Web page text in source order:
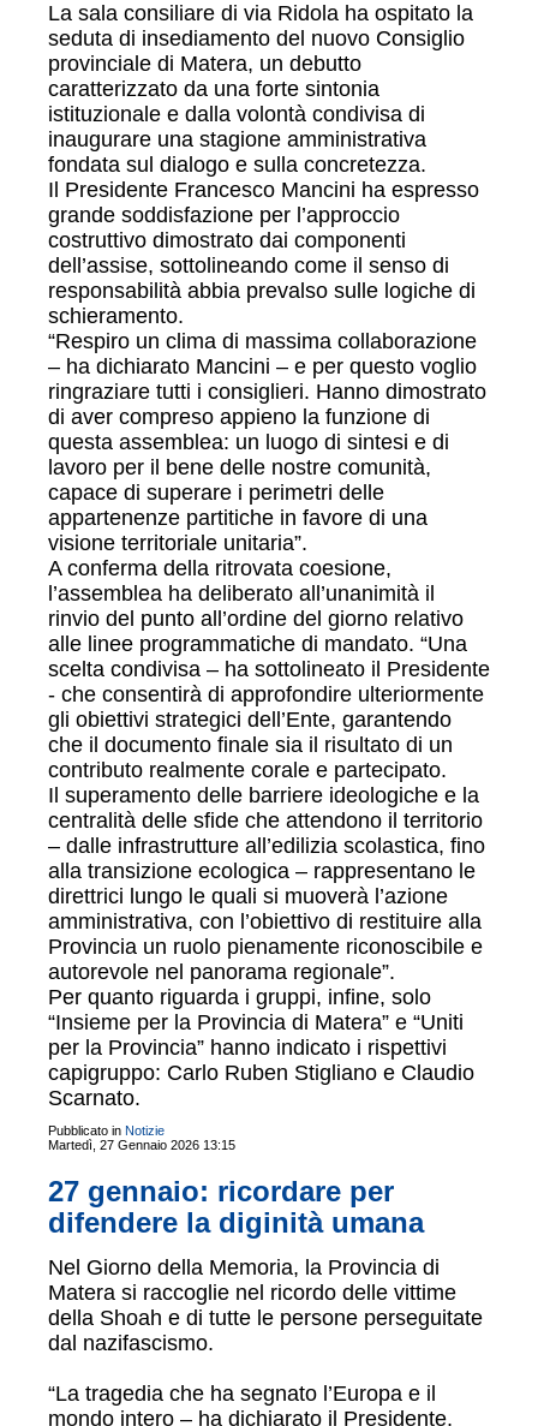
La sala consiliare di via Ridola ha ospitato la
seduta di insediamento del nuovo Consiglio
provinciale di Matera, un debutto
caratterizzato da una forte sintonia
istituzionale e dalla volontà condivisa di
inaugurare una stagione amministrativa
fondata sul dialogo e sulla concretezza.
Il Presidente Francesco Mancini ha espresso
grande soddisfazione per l’approccio
costruttivo dimostrato dai componenti
dell’assise, sottolineando come il senso di
responsabilità abbia prevalso sulle logiche di
schieramento.
“Respiro un clima di massima collaborazione
– ha dichiarato Mancini – e per questo voglio
ringraziare tutti i consiglieri. Hanno dimostrato
di aver compreso appieno la funzione di
questa assemblea: un luogo di sintesi e di
lavoro per il bene delle nostre comunità,
capace di superare i perimetri delle
appartenenze partitiche in favore di una
visione territoriale unitaria”.
A conferma della ritrovata coesione,
l’assemblea ha deliberato all’unanimità il
rinvio del punto all’ordine del giorno relativo
alle linee programmatiche di mandato. “Una
scelta condivisa – ha sottolineato il Presidente
- che consentirà di approfondire ulteriormente
gli obiettivi strategici dell’Ente, garantendo
che il documento finale sia il risultato di un
contributo realmente corale e partecipato.
Il superamento delle barriere ideologiche e la
centralità delle sfide che attendono il territorio
– dalle infrastrutture all’edilizia scolastica, fino
alla transizione ecologica – rappresentano le
direttrici lungo le quali si muoverà l’azione
amministrativa, con l’obiettivo di restituire alla
Provincia un ruolo pienamente riconoscibile e
autorevole nel panorama regionale”.
Per quanto riguarda i gruppi, infine, solo
“Insieme per la Provincia di Matera” e “Uniti
per la Provincia” hanno indicato i rispettivi
capigruppo: Carlo Ruben Stigliano e Claudio
Scarnato.
Pubblicato in Notizie
Martedì, 27 Gennaio 2026 13:15
27 gennaio: ricordare per
difendere la diginità umana
Nel Giorno della Memoria, la Provincia di
Matera si raccoglie nel ricordo delle vittime
della Shoah e di tutte le persone perseguitate
dal nazifascismo.
“La tragedia che ha segnato l’Europa e il
mondo intero – ha dichiarato il Presidente,